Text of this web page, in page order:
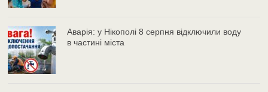
Аварія: у Нікополі 8 серпня відключили воду
в частині міста